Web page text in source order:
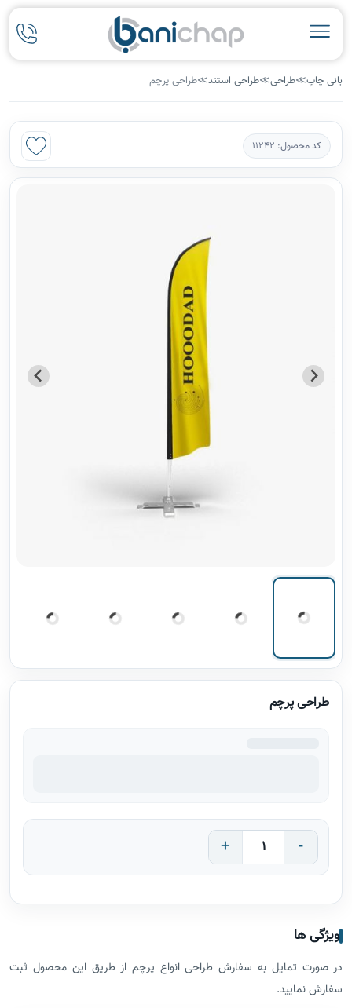
بانی چاپ≫طراحی≫طراحی استند≫طراحی پرچم
کد محصول: 11242
طراحی پرچم
-
+
ویژگی ها
در صورت تمایل به سفارش طراحی انواع پرچم از طریق این محصول ثبت
سفارش نمایید.